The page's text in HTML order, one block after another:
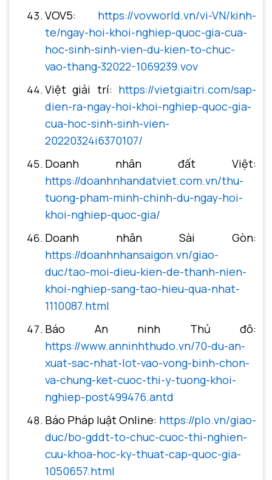
VOV5: https://vovworld.vn/vi-VN/kinh-
te/ngay-hoi-khoi-nghiep-quoc-gia-cua-
hoc-sinh-sinh-vien-du-kien-to-chuc-
vao-thang-32022-1069239.vov
Việt giải trí: https://vietgiaitri.com/sap-
dien-ra-ngay-hoi-khoi-nghiep-quoc-gia-
cua-hoc-sinh-sinh-vien-
20220324i6370107/
Doanh nhân đất Việt:
https://doanhnhandatviet.com.vn/thu-
tuong-pham-minh-chinh-du-ngay-hoi-
khoi-nghiep-quoc-gia/
Doanh nhân Sài Gòn:
https://doanhnhansaigon.vn/giao-
duc/tao-moi-dieu-kien-de-thanh-nien-
khoi-nghiep-sang-tao-hieu-qua-nhat-
1110087.html
Báo An ninh Thủ đô:
https://www.anninhthudo.vn/70-du-an-
xuat-sac-nhat-lot-vao-vong-binh-chon-
va-chung-ket-cuoc-thi-y-tuong-khoi-
nghiep-post499476.antd
Báo Pháp luật Online: https://plo.vn/giao-
duc/bo-gddt-to-chuc-cuoc-thi-nghien-
cuu-khoa-hoc-ky-thuat-cap-quoc-gia-
1050657.html